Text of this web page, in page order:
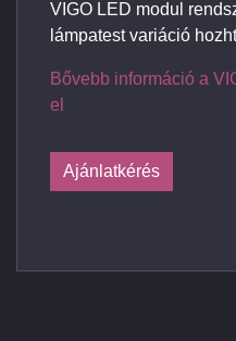
VIGO LED modul
lámpatest variáció
Bővebb információ a
el
Ajánlatkérés